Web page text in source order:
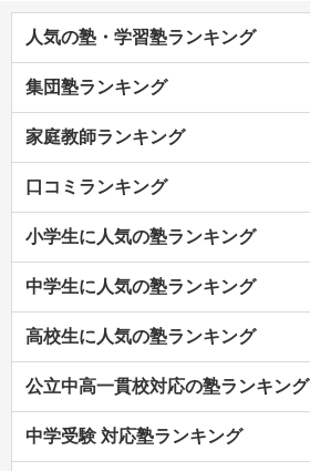
人気の塾・学習塾ランキング
集団塾ランキング
家庭教師ランキング
口コミランキング
小学生に人気の塾ランキング
中学生に人気の塾ランキング
高校生に人気の塾ランキング
公立中高一貫校対応の塾ランキング
中学受験 対応塾ランキング